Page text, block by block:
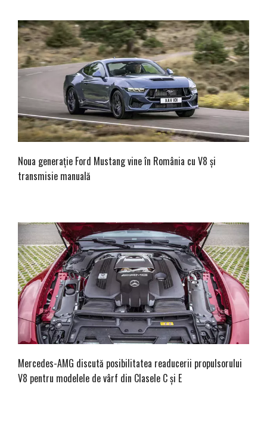
Noua generație Ford Mustang vine în România cu V8 și
transmisie manuală
Mercedes-AMG discută posibilitatea readucerii propulsorului
V8 pentru modelele de vârf din Clasele C și E